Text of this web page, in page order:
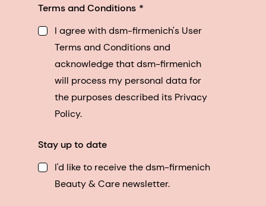
Terms and Conditions
I agree with dsm-firmenich's User
Terms and Conditions and
acknowledge that dsm-firmenich
will process my personal data for
the purposes described its Privacy
Policy.
Stay up to date
I'd like to receive the dsm-firmenich
Beauty & Care newsletter.